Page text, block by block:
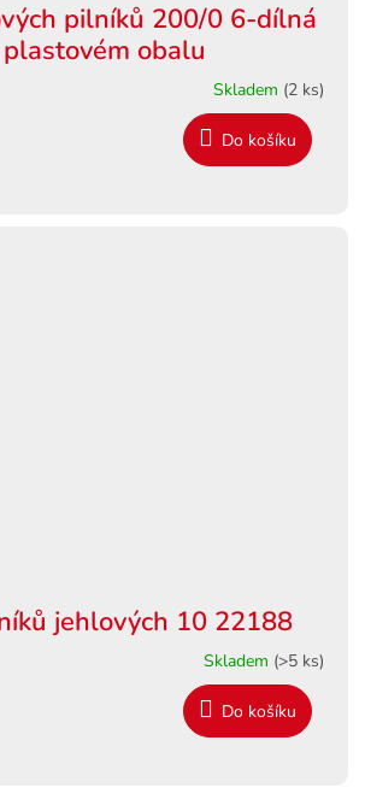
pilníků 200/0 6-dílná
obalu
Skladem (2 ks)
Do košíku
jehlových 10 22188
Skladem (>5 ks)
Do košíku